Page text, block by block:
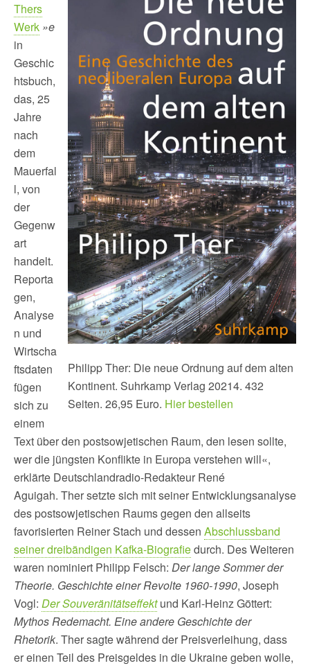
Philipp Ther: Die neue Ordnung auf dem alten
Kontinent. Suhrkamp Verlag 20214. 432
Seiten. 26,95 Euro. Hier bestellen
Thers
Werk »e
in
Geschic
htsbuch,
das, 25
Jahre
nach
dem
Mauerfal
l, von
der
Gegenw
art
handelt.
Reporta
gen,
Analyse
n und
Wirtscha
ftsdaten
fügen
sich zu
einem
Text über den postsowjetischen Raum, den lesen sollte,
wer die jüngsten Konflikte in Europa verstehen will«,
erklärte Deutschlandradio-Redakteur René
Aguigah. Ther setzte sich mit seiner Entwicklungsanalyse
des postsowjetischen Raums gegen den allseits
favorisierten Reiner Stach und dessen Abschlussband
seiner dreibändigen Kafka-Biografiedurch. Des Weiteren
waren nominiert Philipp Felsch: Der lange Sommer der
Theorie. Geschichte einer Revolte 1960-1990, Joseph
Vogl: Der Souveränitätseffektund Karl-Heinz Göttert:
Mythos Redemacht. Eine andere Geschichte der
Rhetorik. Ther sagte während der Preisverleihung, dass
er einen Teil des Preisgeldes in die Ukraine geben wolle,